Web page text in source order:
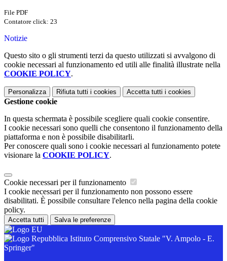
File PDF
Contatore click: 23
Notizie
Questo sito o gli strumenti terzi da questo utilizzati si avvalgono di
cookie necessari al funzionamento ed utili alle finalità illustrate nella
COOKIE POLICY.
Personalizza Rifiuta tutti i cookies Accetta tutti i cookies
Gestione cookie
In questa schermata è possibile scegliere quali cookie consentire.
I cookie necessari sono quelli che consentono il funzionamento della
piattaforma e non è possibile disabilitarli.
Per conoscere quali sono i cookie necessari al funzionamento potete
visionare la COOKIE POLICY.
Cookie necessari per il funzionamento
I cookie necessari per il funzionamento non possono essere
disabilitati. È possibile consultare l'elenco nella pagina della cookie
policy.
Accetta tutti Salva le preferenze
Istituto Comprensivo Statale "V. Ampolo - E.
Springer"